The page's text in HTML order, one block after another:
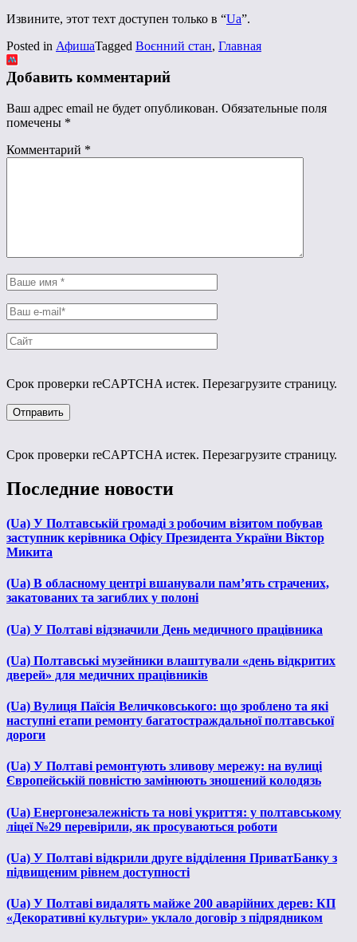
Извините, этот техт доступен только в “Ua”.
Posted in АфишаTagged Воєнний стан, Главная
Добавить комментарий
Ваш адрес email не будет опубликован. Обязательные поля
помечены *
Комментарий *
Срок проверки reCAPTCHA истек. Перезагрузите страницу.
Срок проверки reCAPTCHA истек. Перезагрузите страницу.
Последние новости
(Ua) У Полтавській громаді з робочим візитом побував
заступник керівника Офісу Президента України Віктор
Микита
(Ua) В обласному центрі вшанували пам’ять страчених,
закатованих та загиблих у полоні
(Ua) У Полтаві відзначили День медичного працівника
(Ua) Полтавські музейники влаштували «день відкритих
дверей» для медичних працівників
(Ua) Вулиця Паїсія Величковського: що зроблено та які
наступні етапи ремонту багатостраждальної полтавської
дороги
(Ua) У Полтаві ремонтують зливову мережу: на вулиці
Європейській повністю замінюють зношений колодязь
(Ua) Енергонезалежність та нові укриття: у полтавському
ліцеї №29 перевірили, як просуваються роботи
(Ua) У Полтаві відкрили друге відділення ПриватБанку з
підвищеним рівнем доступності
(Ua) У Полтаві видалять майже 200 аварійних дерев: КП
«Декоративні культури» уклало договір з підрядником